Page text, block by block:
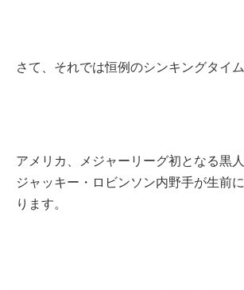
さて、それでは恒例のシンキングタイム
アメリカ、メジャーリーグ初となる黒人
ジャッキー・ロビンソン内野手が生前
ります。